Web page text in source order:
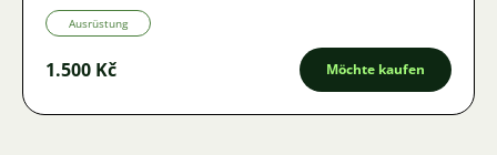
Ausrüstung
1.500 Kč Möchte kaufen